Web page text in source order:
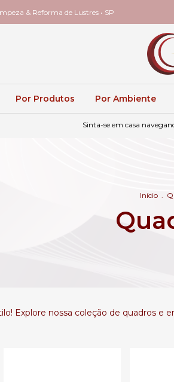
& Reforma de Lustres • SP
Por Produtos Por Ambiente
Sinta-se em casa
Início .
Explore nossa coleção de quadros e